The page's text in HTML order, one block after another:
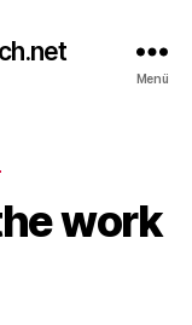
Menü
work